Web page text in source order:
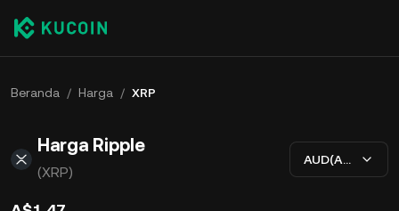
Beranda / Harga / XRP
Harga Ripple
(XRP)
AUD(A$)